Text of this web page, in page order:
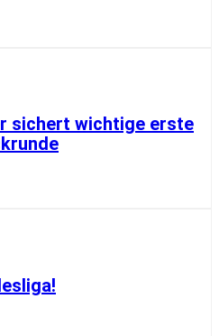
sichert wichtige erste